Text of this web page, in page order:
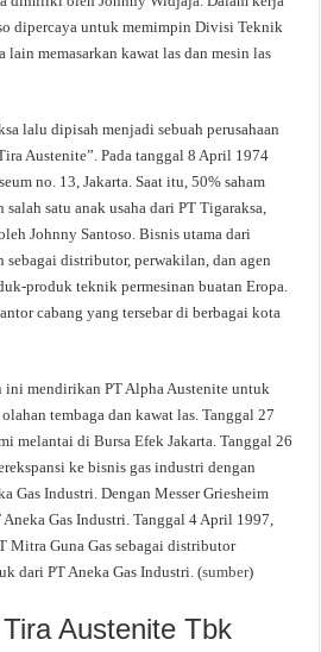
dipercaya untuk memimpin Divisi Teknik
lain memasarkan kawat las dan mesin las
lalu dipisah menjadi sebuah perusahaan
Austenite”. Pada tanggal 8 April 1974
no. 13, Jakarta. Saat itu, 50% saham
satu anak usaha dari PT Tigaraksa,
Johnny Santoso. Bisnis utama dari
sebagai distributor, perwakilan, dan agen
produk teknik permesinan buatan Eropa.
cabang yang tersebar di berbagai kota
ini mendirikan PT Alpha Austenite untuk
tembaga dan kawat las. Tanggal 27
melantai di Bursa Efek Jakarta. Tanggal 26
ke bisnis gas industri dengan
Gas Industri. Dengan Messer Griesheim
Gas Industri. Tanggal 4 April 1997,
Mitra Guna Gas sebagai distributor
dari PT Aneka Gas Industri. (sumber)
Austenite Tbk